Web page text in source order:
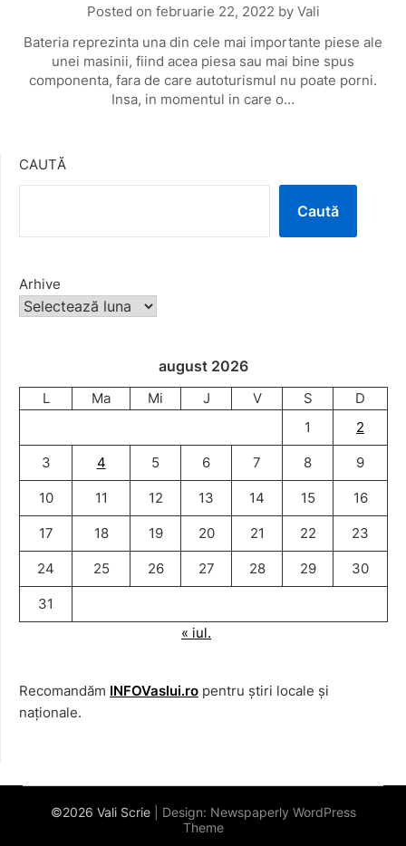
Posted on februarie 22, 2022 by Vali
Bateria reprezinta una din cele mai importante piese ale
unei masinii, fiind acea piesa sau mai bine spus
componenta, fara de care autoturismul nu poate porni.
Insa, in momentul in care o…
CAUTĂ
Caută
Arhive
august 2026
L Ma Mi J V S
D
1
2
3 4 5 6 7 8 9
10 11 12 13 14 15 16
17 18 19 20 21 22 23
24 25 26 27 28 29 30
31
« iul.
Recomandăm INFOVaslui.ro pentru știri locale și
naționale.
©2026 Vali Scrie | Design: Newspaperly WordPress
Theme